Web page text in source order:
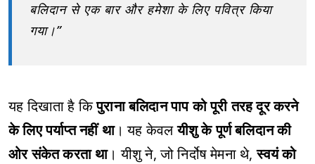
बलिदान से एक बार और हमेशा के लिए पवित्र किया
गया।”
यह दिखाता है किपुराना बलिदान पाप को पूरी तरह दूर करने
के लिए पर्याप्त नहीं था। यह केवलयीशु के पूर्ण बलिदान की
ओर संकेत करता था। यीशु ने, जो निर्दोष मेमना थे,स्वयं को